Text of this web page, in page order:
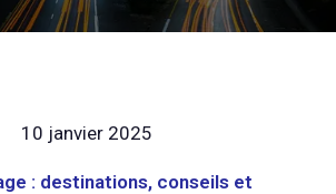
10 janvier 2025
: destinations, conseils et